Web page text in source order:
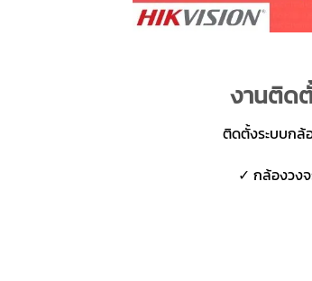
งานติด
ติดตั้งระบบกล้
✓ กล้องวง